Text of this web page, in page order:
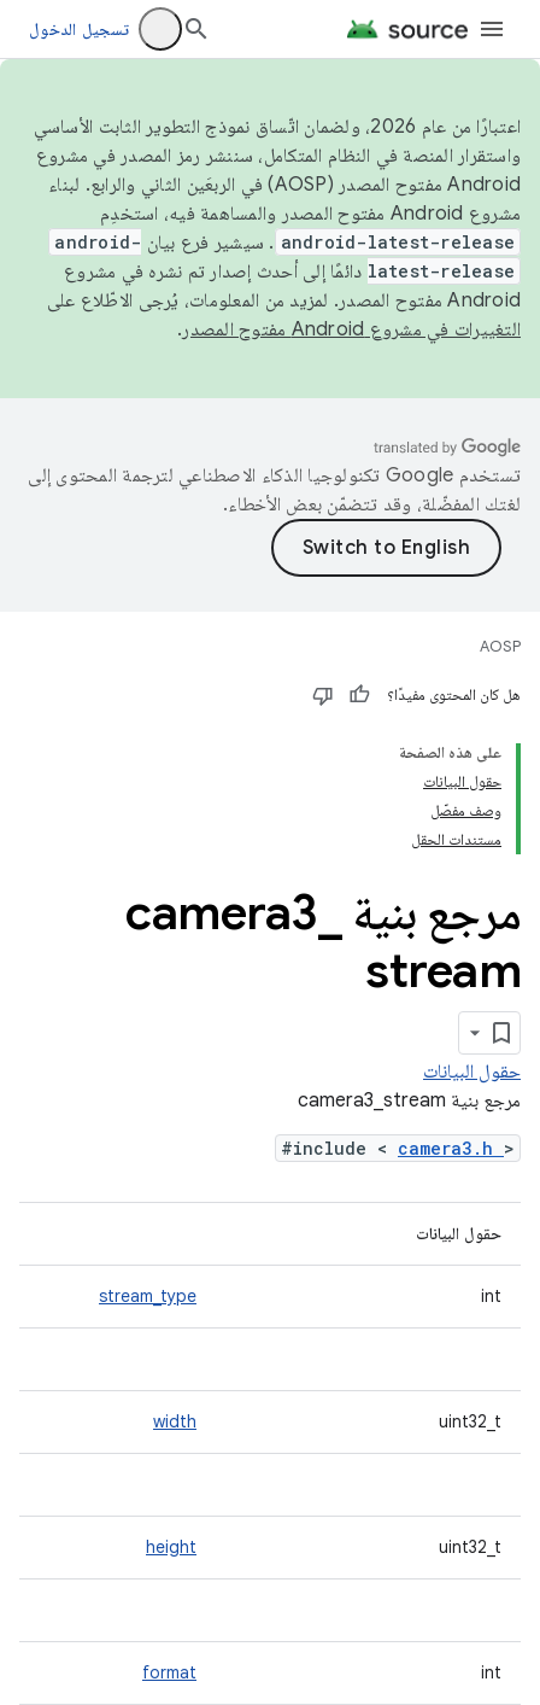
تسجيل الدخول
اعتبارًا من عام 2026، ولضمان اتّساق نموذج التطوير الثابت الأساسي
واستقرار المنصة في النظام المتكامل، سننشر رمز المصدر في مشروع
Android مفتوح المصدر (AOSP) في الربعَين الثاني والرابع. لبناء
مشروع Android مفتوح المصدر والمساهمة فيه، استخدِم
android-latest-release . سيشير فرع بيان android-
latest-release دائمًا إلى أحدث إصدار تم نشره في مشروع
Android مفتوح المصدر. لمزيد من المعلومات، يُرجى الاطّلاع على
التغييرات في مشروع Android مفتوح المصدر
.
تستخدم Google تكنولوجيا الذكاء الاصطناعي لترجمة المحتوى إلى
لغتك المفضّلة، وقد تتضمّن بعض الأخطاء.
AOSP
هل كان المحتوى مفيدًا؟
على هذه الصفحة
حقول البيانات
وصف مفصّل
مستندات الحقل
مرجع بنية camera3
stream
حقول البيانات
مرجع بنية camera3_stream
#include < camera3.h >
حقول البيانات
int
stream_type
uint32_t
width
uint32_t
height
int
format